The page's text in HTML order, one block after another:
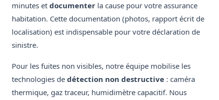
minutes et documenter la cause pour votre assurance
habitation. Cette documentation (photos, rapport écrit de
localisation) est indispensable pour votre déclaration de
sinistre.
Pour les fuites non visibles, notre équipe mobilise les
technologies de détection non destructive : caméra
thermique, gaz traceur, humidimètre capacitif. Nous